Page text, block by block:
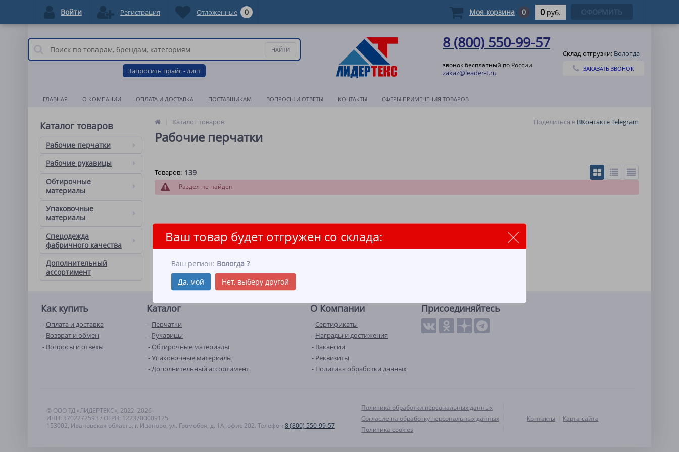
Запросить прайс - лист
8 (800) 550-99-57
звонок бесплатный по России
zakaz@leader-t.ru
Склад отгрузки: Вологда
Ваш товар будет отгружен со склада:
Ваш регион: Вологда ?
Да, мой
Нет, выберу другой
ЗАКАЗАТЬ ЗВОНОК
ГЛАВНАЯ О КОМПАНИИ ОПЛАТА И ДОСТАВКА ПОСТАВЩИКАМ ВОПРОСЫ И ОТВЕТЫ КОНТАКТЫ СФЕРЫ ПРИМЕНЕНИЯ ТОВАРОВ
Каталог товаров
Рабочие перчатки
Рабочие рукавицы
Обтирочные
материалы
Упаковочные
материалы
Спецодежда
фабричного качества
Дополнительный
ассортимент
Каталог товаров Поделиться в ВКонтактеTelegram
Рабочие перчатки
Товаров: 139
Раздел не найден
Как купить
Оплата и доставка
Возврат и обмен
Вопросы и ответы
Каталог
Перчатки
Рукавицы
Обтирочные материалы
Упаковочные материалы
Дополнительный ассортимент
О Компании
Сертификаты
Награды и достижения
Вакансии
Реквизиты
Политика обработки данных
Присоединяйтесь
© ООО ТД «ЛИДЕРТЕКС», 2022–2026
ИНН: 3702272593 / ОГРН: 1223700009125
153002, Ивановская область, г. Иваново, ул. Громобоя, д. 1А, офис 202. Телефон 8 (800) 550-99-57
Политика обработки персональных данных
Согласие на обработку персональных данных
Политика cookies
Контакты Карта сайта
Войти Регистрация Отложенные 0 Моя корзина 0 0 руб. ОФОРМИТЬ